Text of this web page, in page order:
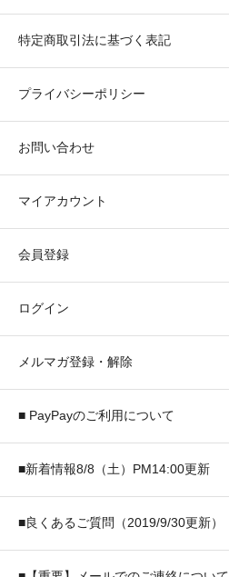
特定商取引法に基づく表記
プライバシーポリシー
お問い合わせ
マイアカウント
会員登録
ログイン
メルマガ登録・解除
■ PayPayのご利用について
■新着情報8/8（土）PM14:00更新
■良くあるご質問（2019/9/30更新）